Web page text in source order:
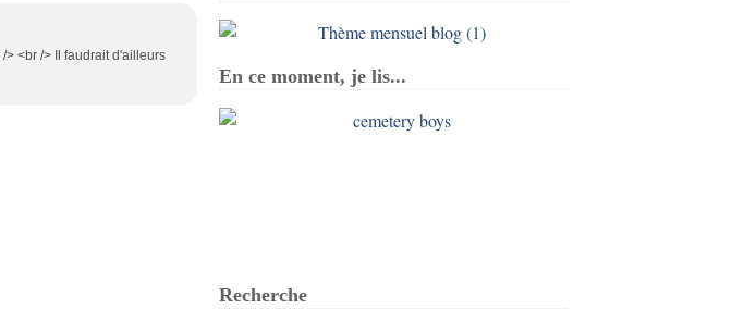
<br /> Il faudrait d'ailleurs
En ce moment, je lis...
Recherche